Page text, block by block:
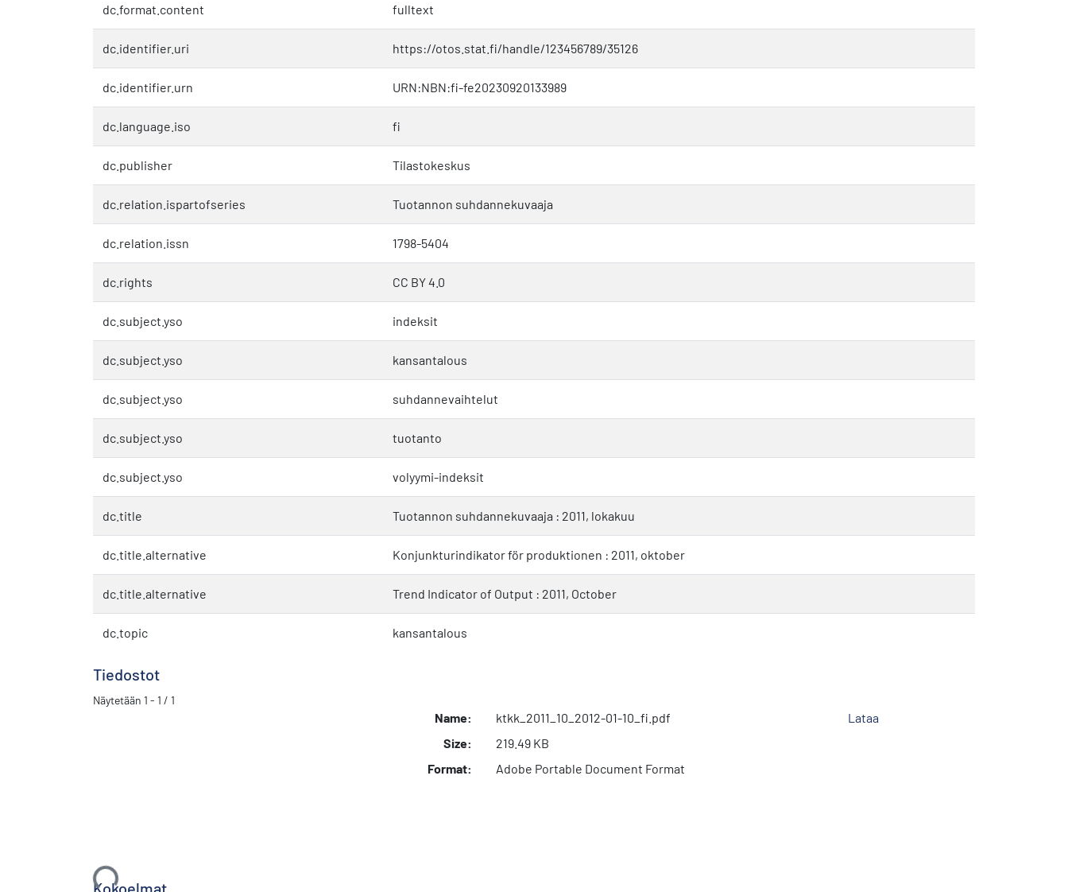
dc.format.content fulltext
dc.identifier.uri https://otos.stat.fi/handle/123456789/35126
dc.identifier.urn URN:NBN:fi-fe20230920133989
dc.language.iso fi
dc.publisher Tilastokeskus
dc.relation.ispartofseries Tuotannon suhdannekuvaaja
dc.relation.issn 1798-5404
dc.rights CC BY 4.0
dc.subject.yso indeksit
dc.subject.yso kansantalous
dc.subject.yso suhdannevaihtelut
dc.subject.yso tuotanto
dc.subject.yso volyymi-indeksit
dc.title Tuotannon suhdannekuvaaja : 2011, lokakuu
dc.title.alternative Konjunkturindikator för produktionen : 2011, oktober
dc.title.alternative Trend Indicator of Output : 2011, October
dc.topic kansantalous
Tiedostot
Näytetään 1 - 1 / 1
Ladataan...
Name:
ktkk_2011_10_2012-01-10_fi.pdf
Size:
219.49 KB
Format:
Adobe Portable Document Format
Lataa
Kokoelmat